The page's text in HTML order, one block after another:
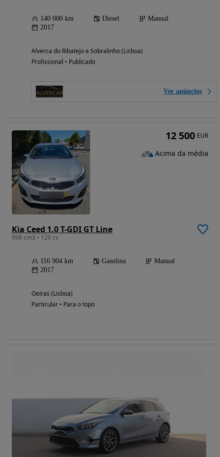
140 000 km Diesel
Manual
2017
Alverca do Ribatejo e Sobralinho (Lisboa)
Profissional • Publicado
Ver anúncios
Kia Ceed 1.0 T-GDI GT Line
998 cm3 • 120 cv
116 904 km Gasolina
Manual
2017
Oeiras (Lisboa)
Particular • Para o topo
12 500 EUR
Acima da média